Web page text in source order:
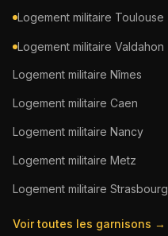
Logement militaire Toulouse
Logement militaire Valdahon
Logement militaire Nîmes
Logement militaire Caen
Logement militaire Nancy
Logement militaire Metz
Logement militaire Strasbourg
Voir toutes les garnisons →